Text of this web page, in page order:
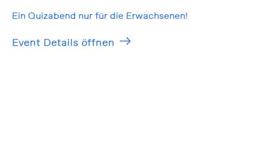
Ein Quizabend nur für die Erwachsenen!
Event Details öffnen